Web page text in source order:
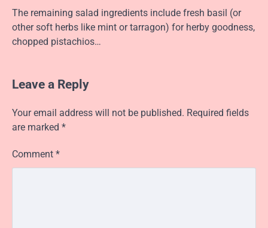
The remaining salad ingredients include fresh basil (or
other soft herbs like mint or tarragon) for herby goodness,
chopped pistachios…
Leave a Reply
Your email address will not be published. Required fields
are marked *
Comment *